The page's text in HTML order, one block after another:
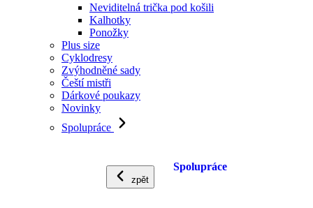
Neviditelná trička pod košili
Kalhotky
Ponožky
Plus size
Cyklodresy
Zvýhodněné sady
Čeští mistři
Dárkové poukazy
Novinky
Spolupráce
zpět
Spolupráce